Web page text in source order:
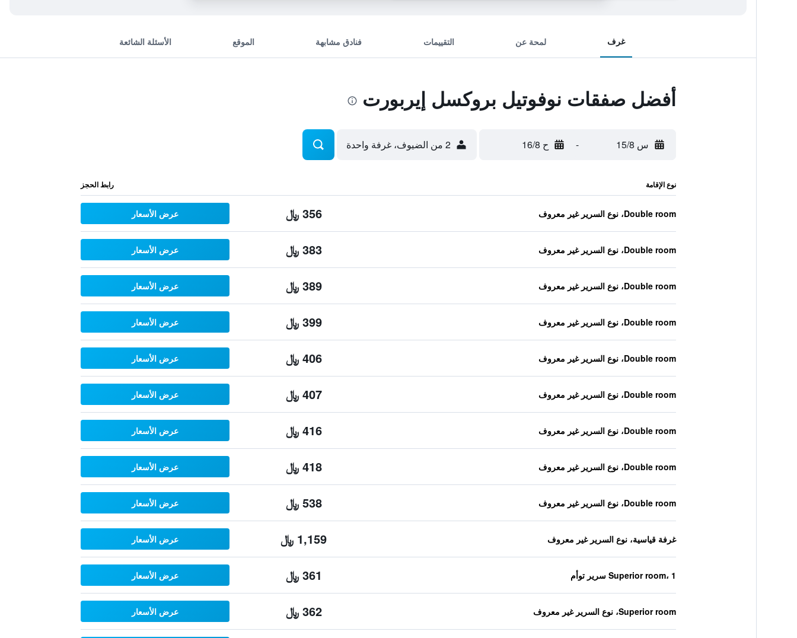
غرف لمحة عن التقييمات فنادق مشابهة الموقع الأسئلة الشائعة
أفضل صفقات نوفوتيل بروكسل إيربورت
س 15/8 - ح 16/8 2 من الضيوف، غرفة واحدة
نوع الإقامة رابط الحجز
Double room، نوع السرير غير معروف 356 ﷼ عرض الأسعار
Double room، نوع السرير غير معروف 383 ﷼ عرض الأسعار
Double room، نوع السرير غير معروف 389 ﷼ عرض الأسعار
Double room، نوع السرير غير معروف 399 ﷼ عرض الأسعار
Double room، نوع السرير غير معروف 406 ﷼ عرض الأسعار
Double room، نوع السرير غير معروف 407 ﷼ عرض الأسعار
Double room، نوع السرير غير معروف 416 ﷼ عرض الأسعار
Double room، نوع السرير غير معروف 418 ﷼ عرض الأسعار
Double room، نوع السرير غير معروف 538 ﷼ عرض الأسعار
غرفة قياسية، نوع السرير غير معروف 1,159 ﷼ عرض الأسعار
Superior room، 1 سرير توأم 361 ﷼ عرض الأسعار
Superior room، نوع السرير غير معروف 362 ﷼ عرض الأسعار